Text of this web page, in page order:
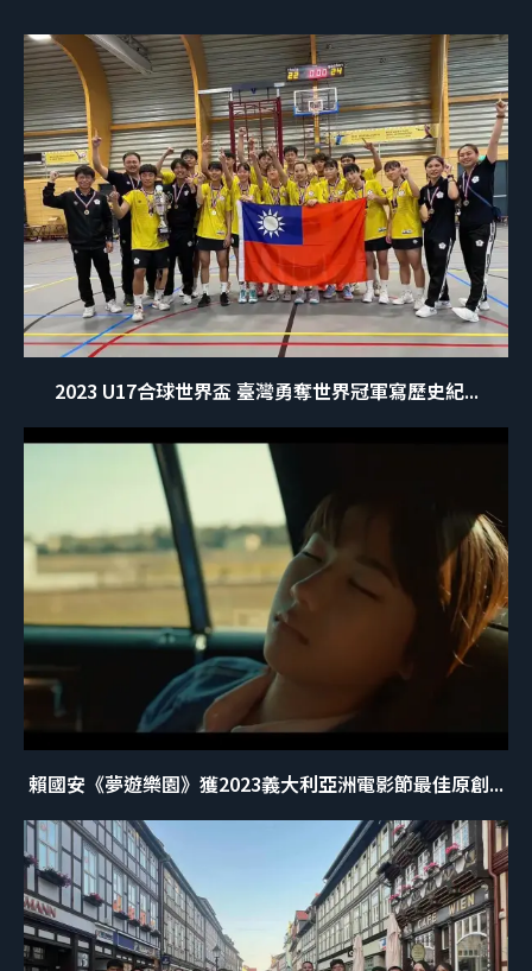
2023 U17合球世界盃 臺灣勇奪世界冠軍寫歷史紀...
賴國安《夢遊樂園》獲2023義大利亞洲電影節最佳原創...